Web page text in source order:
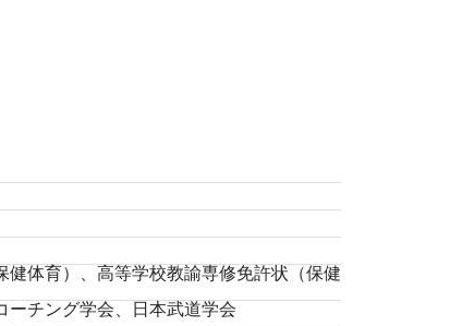
体育）、高等学校教諭専修免許状（保健
ーチング学会、日本武道学会